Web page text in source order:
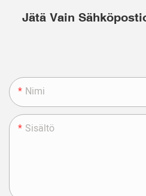
Jätä Vain
Nimi
Sisältö